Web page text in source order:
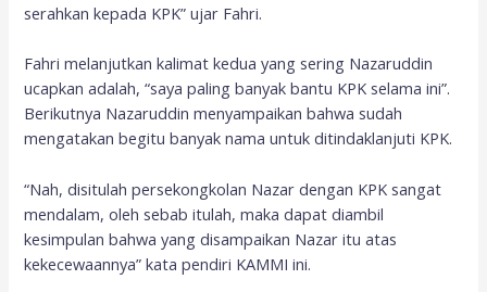
serahkan kepada KPK” ujar Fahri.
Fahri melanjutkan kalimat kedua yang sering Nazaruddin
ucapkan adalah, “saya paling banyak bantu KPK selama ini”.
Berikutnya Nazaruddin menyampaikan bahwa sudah
mengatakan begitu banyak nama untuk ditindaklanjuti KPK.
“Nah, disitulah persekongkolan Nazar dengan KPK sangat
mendalam, oleh sebab itulah, maka dapat diambil
kesimpulan bahwa yang disampaikan Nazar itu atas
kekecewaannya” kata pendiri KAMMI ini.